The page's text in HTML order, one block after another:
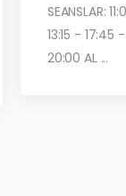
SEANSLAR:
13:15 - 17:45 -
20:00 AL ...